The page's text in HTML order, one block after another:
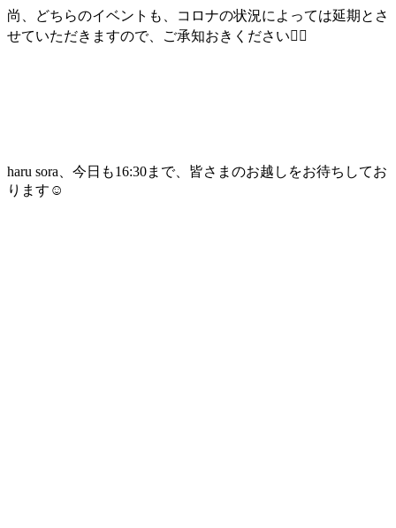
尚、どちらのイベントも、コロナの状況によっては延期とさ
せていただきますので、ご承知おきください🙇‍♀️
haru sora、今日も16:30まで、皆さまのお越しをお待ちしてお
ります☺️